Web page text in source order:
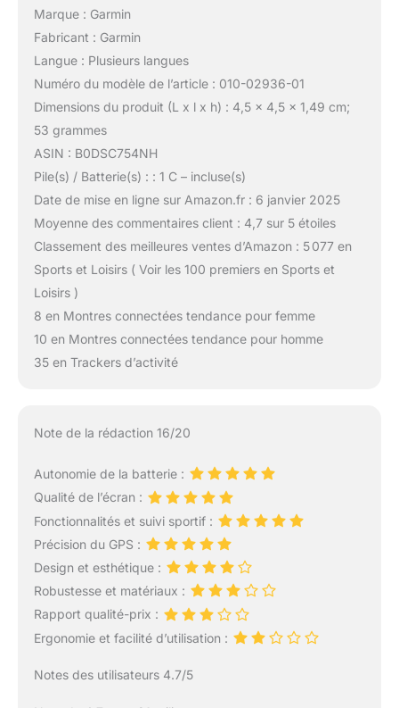
Marque : Garmin
Fabricant : Garmin
Langue : Plusieurs langues
Numéro du modèle de l’article : 010-02936-01
Dimensions du produit (L x l x h) : 4,5 x 4,5 x 1,49 cm;
53 grammes
ASIN : B0DSC754NH
Pile(s) / Batterie(s) : : 1 C – incluse(s)
Date de mise en ligne sur Amazon.fr : 6 janvier 2025
Moyenne des commentaires client : 4,7 sur 5 étoiles
Classement des meilleures ventes d’Amazon : 5 077 en
Sports et Loisirs ( Voir les 100 premiers en Sports et
Loisirs )
8 en Montres connectées tendance pour femme
10 en Montres connectées tendance pour homme
35 en Trackers d’activité
Note de la rédaction 16/20
Autonomie de la batterie :
Qualité de l’écran :
Fonctionnalités et suivi sportif :
Précision du GPS :
Design et esthétique :
Robustesse et matériaux :
Rapport qualité-prix :
Ergonomie et facilité d’utilisation :
Notes des utilisateurs 4.7/5